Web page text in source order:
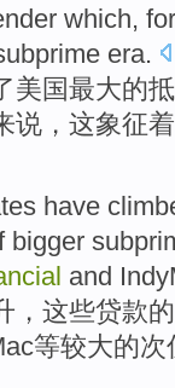
which,
era.
美国最大的
说， 这象征
have
bigger
and
， 这些贷款
等较大的次